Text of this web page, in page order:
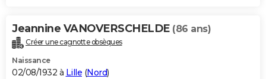
Jeannine VANOVERSCHELDE (86 ans)
Créer une cagnotte obsèques
Naissance
02/08/1932 à Lille (Nord)